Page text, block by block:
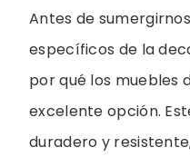
Antes de
específicos de la
por qué los muebles
excelente opción.
duradero y